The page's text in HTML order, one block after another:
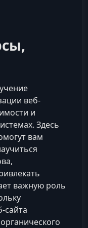
веб-
и
Здесь
вам
важную роль
сайта